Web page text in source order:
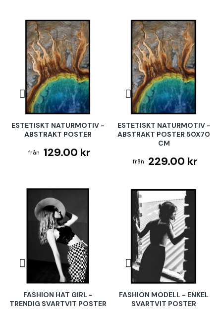
ESTETISKT NATURMOTIV -
ABSTRAKT POSTER
129.00 kr
ESTETISKT NATURMOTIV -
ABSTRAKT POSTER 50X70
CM
229.00 kr
FASHION HAT GIRL -
TRENDIG SVARTVIT POSTER
FASHION MODELL - ENKEL
SVARTVIT POSTER